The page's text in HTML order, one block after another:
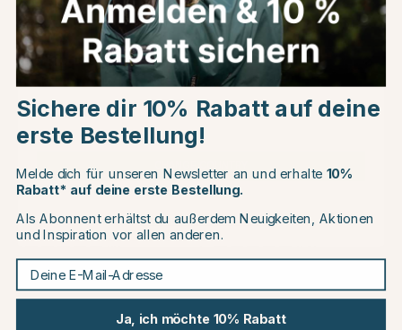
SHIRES
Fliegenmaske Sun Shade
€39.06 €45.95
Bewertung: 4.8 von 5 Sternen
ab €76.27
Bewertung:
25
Choose country
EU
Continue to equinest.de
Sichere dir 10% Rabatt auf deine
erste Bestellung!
Melde dich für unseren Newsletter an und erhalte 10%
Rabatt* auf deine erste Bestellung.
Als Abonnent erhältst du außerdem Neuigkeiten, Aktionen
und Inspiration vor allen anderen.
Deine E-Mail-Adresse
Ja, ich möchte 10% Rabatt